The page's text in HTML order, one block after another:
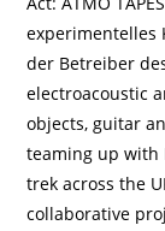
experimentelles
der Betreiber
electroacoustic
objects, guitar
teaming up with
trek across the
collaborative